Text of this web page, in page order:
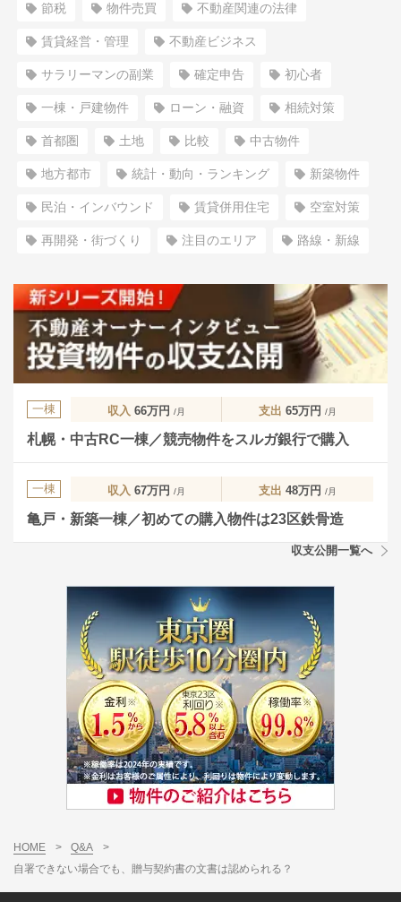
節税 物件売買 不動産関連の法律
賃貸経営・管理 不動産ビジネス
サラリーマンの副業 確定申告 初心者
一棟・戸建物件 ローン・融資 相続対策
首都圏 土地 比較 中古物件
地方都市 統計・動向・ランキング 新築物件
民泊・インバウンド 賃貸併用住宅 空室対策
再開発・街づくり 注目のエリア 路線・新線
一棟 収入 66万円 /月 支出 65万円 /月
札幌・中古RC一棟／競売物件をスルガ銀行で購入
一棟 収入 67万円 /月 支出 48万円 /月
亀戸・新築一棟／初めての購入物件は23区鉄骨造
収支公開一覧へ
HOME > Q&A
>
自署できない場合でも、贈与契約書の文書は認められる？